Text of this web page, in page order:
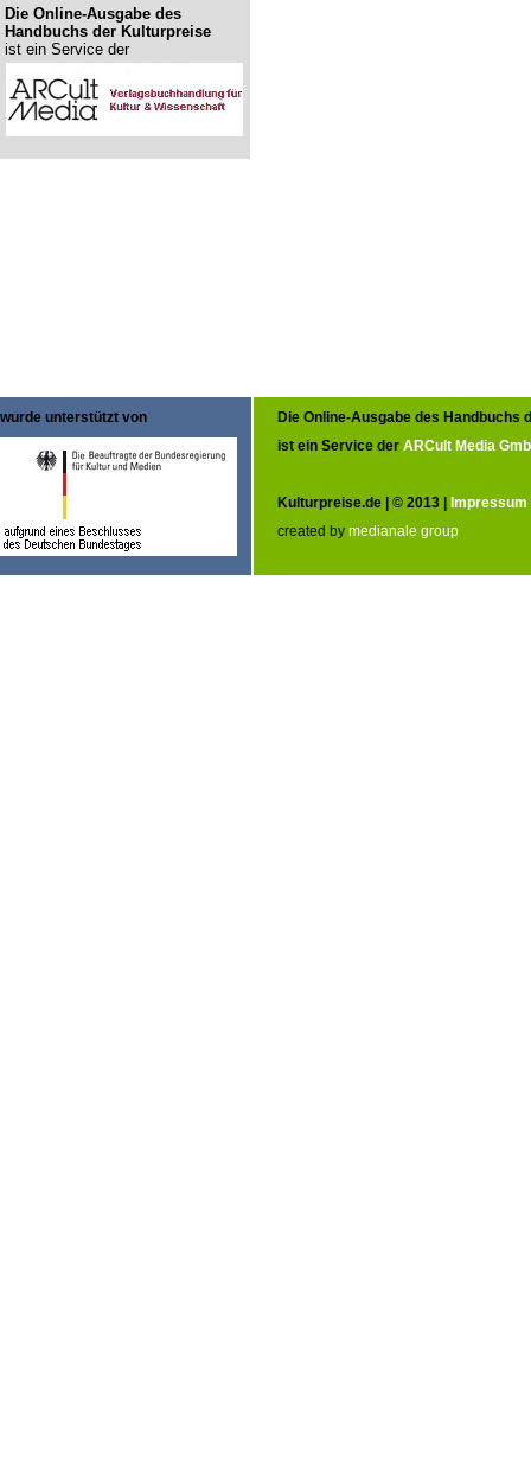
Die Online-Ausgabe des
Handbuchs der Kulturpreise
ist ein Service der
wurde unterstützt von
Die Online-Ausgabe des Handbuchs
ist ein Service der ARCult Media
Kulturpreise.de | © 2013 | Impressum
created by medianale group